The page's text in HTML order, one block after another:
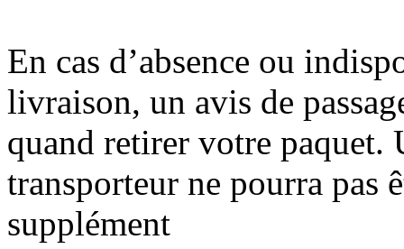
En cas d’absence ou
livraison, un avis de
quand retirer votre paquet.
transporteur ne pourra pas
supplément